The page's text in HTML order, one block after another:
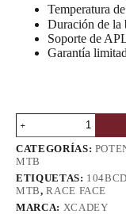
Temperatura
Duración de la
Soporte de
Garantía
XCADEY
Race
Face
Compatible
104BCD
cantidad
CATEGORÍAS:
MTB
ETIQUETAS:
MTB,RACE FACE
MARCA: XCADEY